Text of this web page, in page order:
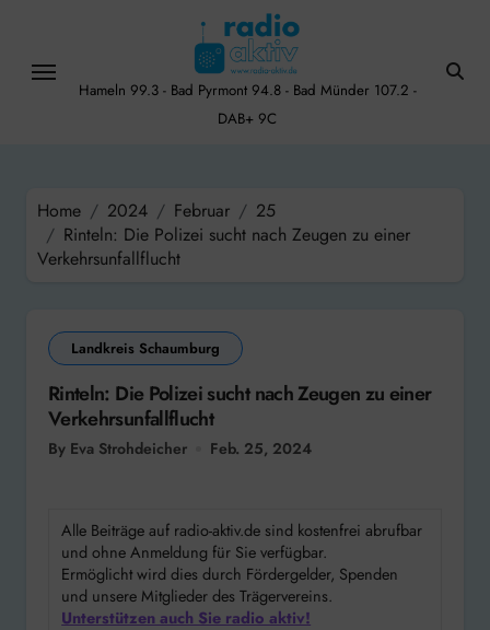
content
Hameln 99.3 - Bad Pyrmont 94.8 - Bad Münder 107.2 -
DAB+ 9C
Home 2024 Februar
25
Rinteln: Die Polizei sucht nach Zeugen zu einer
Verkehrsunfallflucht
Landkreis Schaumburg
Rinteln: Die Polizei sucht nach Zeugen zu einer
Verkehrsunfallflucht
By Eva Strohdeicher Feb. 25, 2024
Alle Beiträge auf radio-aktiv.de sind kostenfrei abrufbar
und ohne Anmeldung für Sie verfügbar.
Ermöglicht wird dies durch Fördergelder, Spenden
und unsere Mitglieder des Trägervereins.
Unterstützen auch Sie radio aktiv!